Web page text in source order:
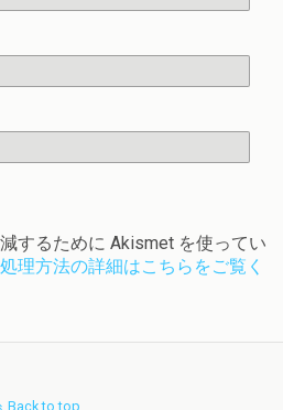
するために Akismet を使ってい
理方法の詳細はこちらをご覧く
Back to top